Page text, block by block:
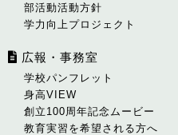
部活動活動方針
学力向上プロジェクト
広報・事務室
学校パンフレット
身高VIEW
創立100周年記念ムービー
教育実習を希望される方へ